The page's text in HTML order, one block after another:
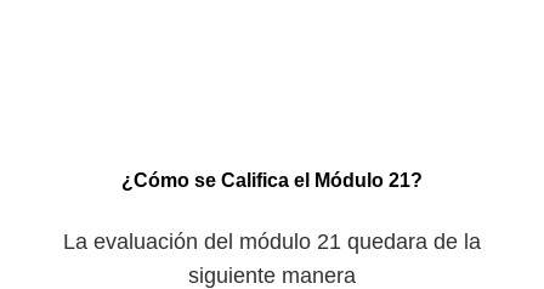
¿Cómo se Califica el Módulo 21?
La evaluación del módulo 21 quedara de la
siguiente manera